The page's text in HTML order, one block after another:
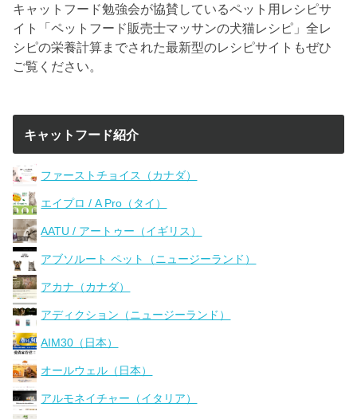
キャットフード勉強会が協賛しているペット用レシピサ
イト「ペットフード販売士マッサンの犬猫レシピ」全レ
シピの栄養計算までされた最新型のレシピサイトもぜひ
ご覧ください。
キャットフード紹介
ファーストチョイス（カナダ）
エイプロ / A Pro（タイ）
AATU / アートゥー（イギリス）
アブソルート ペット（ニュージーランド）
アカナ（カナダ）
アディクション（ニュージーランド）
AIM30（日本）
オールウェル（日本）
アルモネイチャー（イタリア）